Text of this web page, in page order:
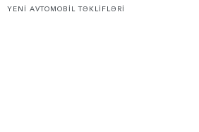
YENİ AVTOMOBİL TƏKLİFLƏRİ